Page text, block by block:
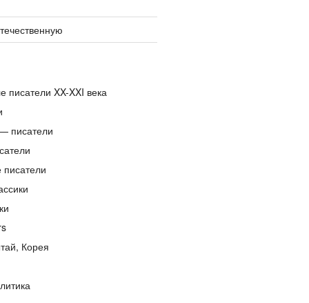
писатели XX-XXI века
писатели
писатели
Корея